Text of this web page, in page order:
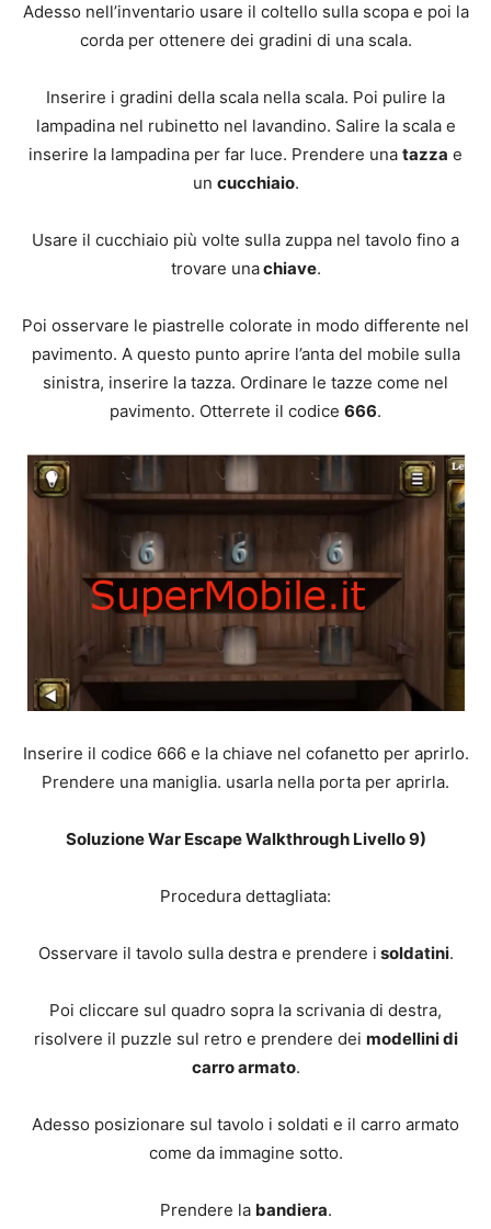
Adesso nell’inventario usare il coltello sulla scopa e poi la
corda per ottenere dei gradini di una scala.
Inserire i gradini della scala nella scala. Poi pulire la
lampadina nel rubinetto nel lavandino. Salire la scala e
inserire la lampadina per far luce. Prendere una tazza e
un cucchiaio.
Usare il cucchiaio più volte sulla zuppa nel tavolo fino a
trovare unachiave.
Poi osservare le piastrelle colorate in modo differente nel
pavimento. A questo punto aprire l’anta del mobile sulla
sinistra, inserire la tazza. Ordinare le tazze come nel
pavimento. Otterrete il codice 666.
Inserire il codice 666 e la chiave nel cofanetto per aprirlo.
Prendere una maniglia. usarla nella porta per aprirla.
Soluzione War Escape Walkthrough Livello 9)
Procedura dettagliata:
Osservare il tavolo sulla destra e prendere i soldatini.
Poi cliccare sul quadro sopra la scrivania di destra,
risolvere il puzzle sul retro e prendere dei modellini di
carro armato.
Adesso posizionare sul tavolo i soldati e il carro armato
come da immagine sotto.
Prendere la bandiera.